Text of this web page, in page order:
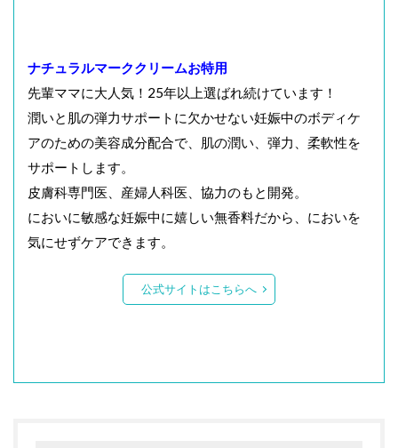
ナチュラルマーククリームお特用
先輩ママに大人気！25年以上選ばれ続けています！
潤いと肌の弾力サポートに欠かせない妊娠中のボディケ
アのための美容成分配合で、肌の潤い、弾力、柔軟性を
サポートします。
皮膚科専門医、産婦人科医、協力のもと開発。
においに敏感な妊娠中に嬉しい無香料だから、においを
気にせずケアできます。
公式サイトはこちらへ